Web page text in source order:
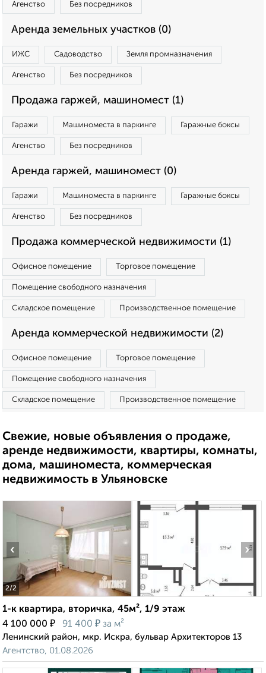
Агенство Без посредников
Аренда земельных участков (0)
ИЖС Садоводство Земля промназначения
Агенство Без посредников
Продажа гаржей, машиномест (1)
Гаражи Машиноместа в паркинге Гаражные боксы
Агенство Без посредников
Аренда гаржей, машиномест (0)
Гаражи Машиноместа в паркинге Гаражные боксы
Агенство Без посредников
Продажа коммерческой недвижимости (1)
Офисное помещение Торговое помещение
Помещение свободного назначения
Складское помещение Производственное помещение
Аренда коммерческой недвижимости (2)
Офисное помещение Торговое помещение
Помещение свободного назначения
Складское помещение Производственное помещение
Свежие, новые объявления о продаже,
аренде недвижимости, квартиры, комнаты,
дома, машиноместа, коммерческая
недвижимость в Ульяновске
2/2
‹ ›
1-к квартира, вторичка, 45м², 1/9 этаж
4 100 000 ₽ 91 400 ₽ за м²
Ленинский район, мкр. Искра, бульвар Архитекторов 13
Агентство, 01.08.2026